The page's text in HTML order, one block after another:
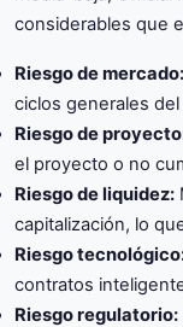
considerables que
Riesgo de mercado:
ciclos generales
Riesgo de
el proyecto o no
Riesgo de liquidez:
capitalización, lo
Riesgo
contratos
Riesgo regulatorio: